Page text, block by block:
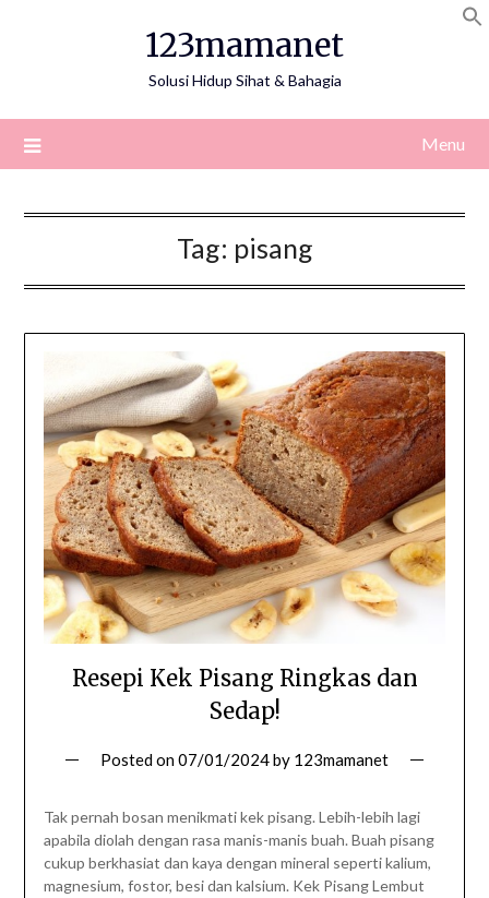
123mamanet
Solusi Hidup Sihat & Bahagia
Menu
Tag: pisang
Resepi Kek Pisang Ringkas dan
Sedap!
Posted on07/01/2024by 123mamanet
Tak pernah bosan menikmati kek pisang. Lebih-lebih lagi
apabila diolah dengan rasa manis-manis buah. Buah pisang
cukup berkhasiat dan kaya dengan mineral seperti kalium,
magnesium, fostor, besi dan kalsium. Kek Pisang Lembut